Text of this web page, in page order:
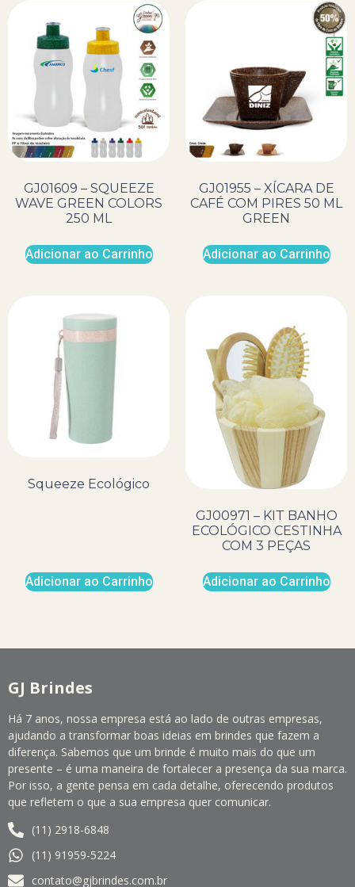
GJ01609 – SQUEEZE
WAVE GREEN COLORS
250 ML
Adicionar ao Carrinho
GJ01955 – XÍCARA DE
CAFÉ COM PIRES 50 ML
GREEN
Adicionar ao Carrinho
Squeeze Ecológico
Adicionar ao Carrinho
GJ00971 – KIT BANHO
ECOLÓGICO CESTINHA
COM 3 PEÇAS
Adicionar ao Carrinho
GJ Brindes
Há 7 anos, nossa empresa está ao lado de outras empresas,
ajudando a transformar boas ideias em brindes que fazem a
diferença. Sabemos que um brinde é muito mais do que um
presente – é uma maneira de fortalecer a presença da sua marca.
Por isso, a gente pensa em cada detalhe, oferecendo produtos
que refletem o que a sua empresa quer comunicar.
(11) 2918-6848
(11) 91959-5224
contato@gjbrindes.com.br